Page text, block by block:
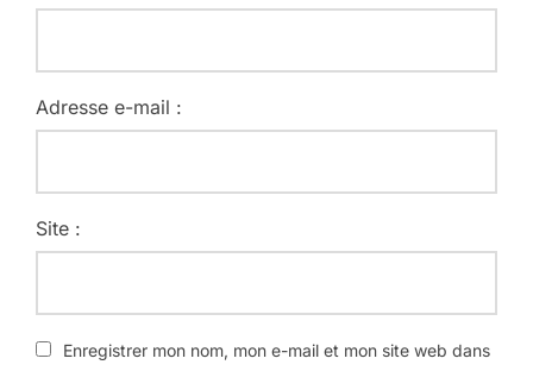
Adresse e-mail :
Site :
Enregistrer mon nom, mon e-mail et mon site web dans